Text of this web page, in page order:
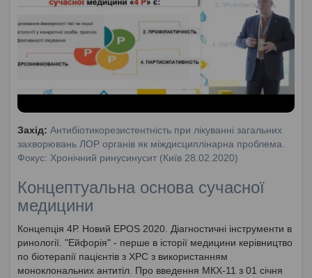
Захід: Антибіотикорезистентність при лікуванні загальних
захворювань ЛОР органів як міждисциплінарна проблема.
Фокус: Хронічний ринусинусит (Київ 28.02.2020)
Концептуальна основа сучасної
медицини
Концепція 4Р. Новий EPOS 2020. Діагностичні інструменти в
ринології. "Ейфорія" - перше в історії медицини керівництво
по біотерапії пацієнтів з ХРС з використанням
моноклональних антитіл. Про введення МКХ-11 з 01 січня